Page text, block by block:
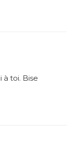
toi. Bise